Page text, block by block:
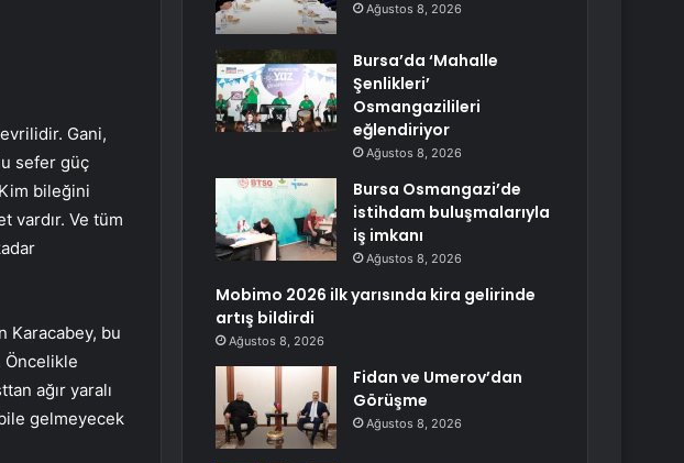
Gani,
sefer güç
bileğini
vardır. Ve tüm
Karacabey, bu
Öncelikle
ağır yaralı
gelmeyecek
Ağustos 8, 2026
Bursa’da ‘Mahalle
Şenlikleri’
Osmangazilileri
eğlendiriyor
Ağustos 8, 2026
Bursa Osmangazi’de
istihdam buluşmalarıyla
iş imkanı
Ağustos 8, 2026
Mobimo 2026 ilk yarısında kira gelirinde
artış bildirdi
Ağustos 8, 2026
Fidan ve Umerov’dan
Görüşme
Ağustos 8, 2026